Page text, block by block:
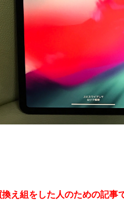
え組をした人のための記事